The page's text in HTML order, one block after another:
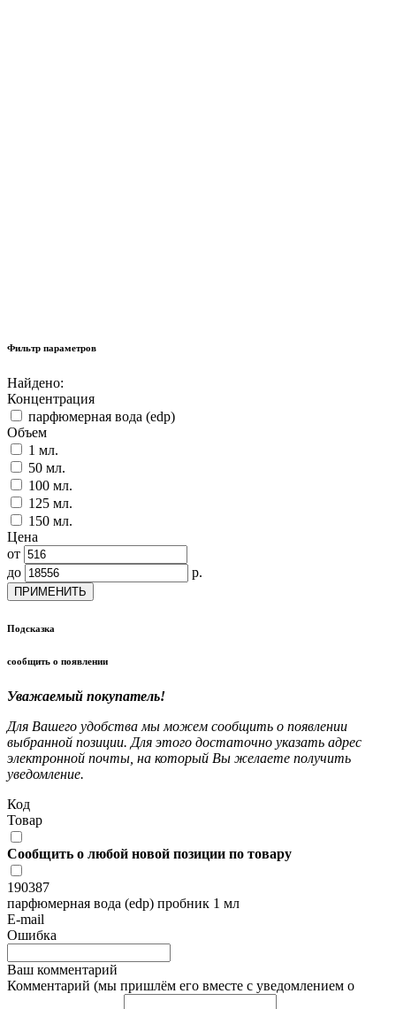
Фильтр параметров
Найдено:
Концентрация
парфюмерная вода (edp)
Объем
1 мл.
50 мл.
100 мл.
125 мл.
150 мл.
Цена
от
до
р.
ПРИМЕНИТЬ
Подсказка
сообщить о появлении
Уважаемый покупатель!
Для Вашего удобства мы можем сообщить о появлении
выбранной позиции. Для этого достаточно указать адрес
электронной почты, на который Вы желаете получить
уведомление.
Код
Товар
Сообщить о любой новой позиции по товару
190387
парфюмерная вода (edp) пробник 1 мл
E-mail
Ошибка
Ваш комментарий
Комментарий (мы пришлём его вместе с уведомлением о